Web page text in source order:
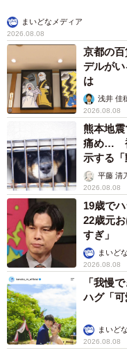
まいどなメディア
2026.08.08
京都の
デルが
は
浅井 佳
2026.08.08
熊本地
痛め…
示する
平藤 清
2026.08.08
19歳で
22歳元
すぎ」
まいど
2026.08.08
「我慢
ハグ「可
まいど
2026.08.08